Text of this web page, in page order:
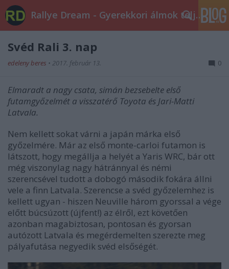
Rallye Dream - Gyerekkori álmok teljesüljetek!
Svéd Rali 3. nap
edeleny beres • 2017. február 13. 0
Elmaradt a nagy csata, simán bezsebelte első
futamgyőzelmét a visszatérő Toyota és Jari-Matti
Latvala.
Nem kellett sokat várni a japán márka első
győzelmére. Már az első monte-carloi futamon is
látszott, hogy megállja a helyét a Yaris WRC, bár ott
még viszonylag nagy hátránnyal és némi
szerencsével tudott a dobogó második fokára állni
vele a finn Latvala. Szerencse a svéd győzelemhez is
kellett ugyan - hiszen Neuville három gyorssal a vége
előtt búcsúzott (újfent!) az élről, ezt követően
azonban magabiztosan, pontosan és gyorsan
autózott Latvala és megérdemelten szerezte meg
pályafutása negyedik svéd elsőségét.